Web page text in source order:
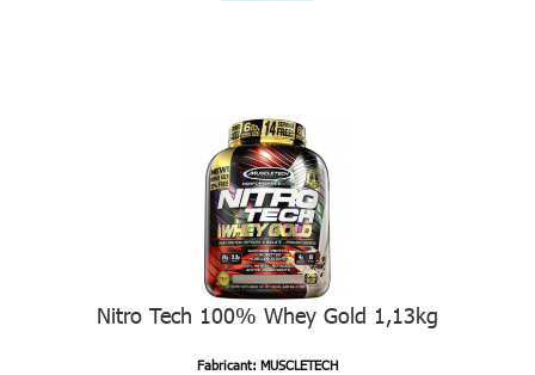
Nitro Tech 100% Whey Gold 1,13kg
Fabricant: MUSCLETECH